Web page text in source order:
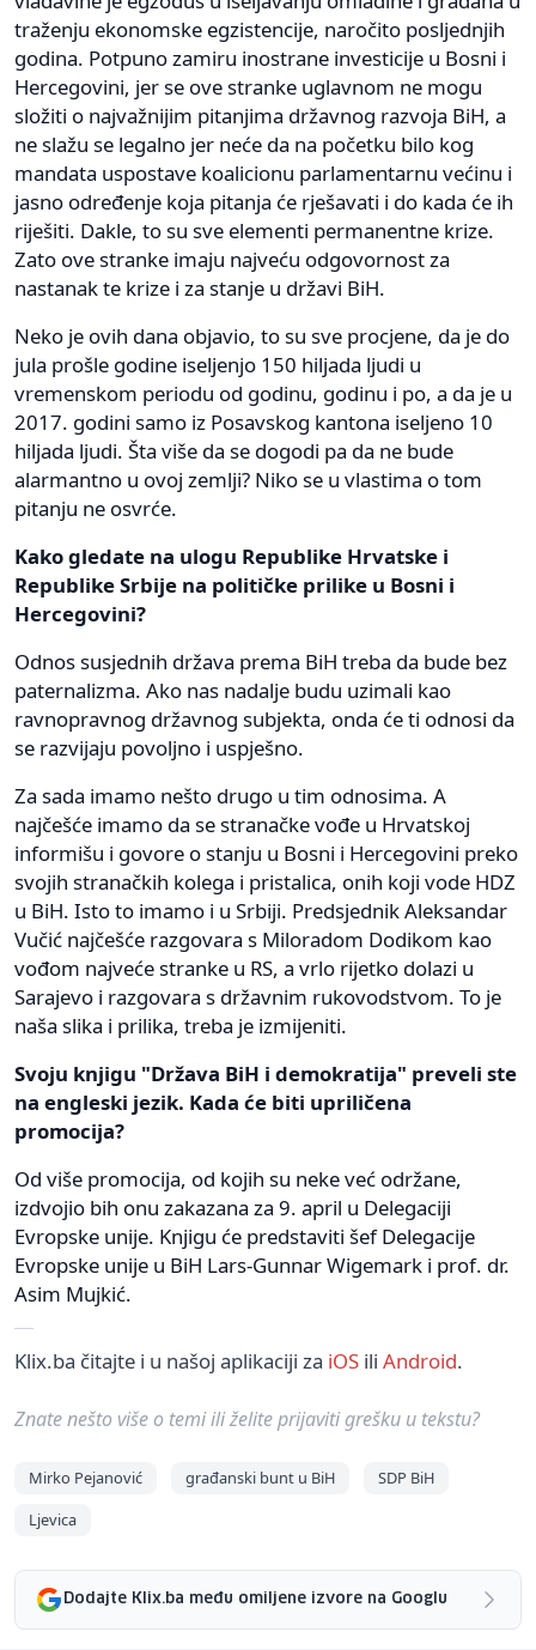
traženju ekonomske egzistencije, naročito posljednjih
godina. Potpuno zamiru inostrane investicije u Bosni i
Hercegovini, jer se ove stranke uglavnom ne mogu
složiti o najvažnijim pitanjima državnog razvoja BiH, a
ne slažu se legalno jer neće da na početku bilo kog
mandata uspostave koalicionu parlamentarnu većinu i
jasno određenje koja pitanja će rješavati i do kada će ih
riješiti. Dakle, to su sve elementi permanentne krize.
Zato ove stranke imaju najveću odgovornost za
nastanak te krize i za stanje u državi BiH.
Neko je ovih dana objavio, to su sve procjene, da je do
jula prošle godine iseljenjo 150 hiljada ljudi u
vremenskom periodu od godinu, godinu i po, a da je u
2017. godini samo iz Posavskog kantona iseljeno 10
hiljada ljudi. Šta više da se dogodi pa da ne bude
alarmantno u ovoj zemlji? Niko se u vlastima o tom
pitanju ne osvrće.
Kako gledate na ulogu Republike Hrvatske i
Republike Srbije na političke prilike u Bosni i
Hercegovini?
Odnos susjednih država prema BiH treba da bude bez
paternalizma. Ako nas nadalje budu uzimali kao
ravnopravnog državnog subjekta, onda će ti odnosi da
se razvijaju povoljno i uspješno.
Za sada imamo nešto drugo u tim odnosima. A
najčešće imamo da se stranačke vođe u Hrvatskoj
informišu i govore o stanju u Bosni i Hercegovini preko
svojih stranačkih kolega i pristalica, onih koji vode HDZ
u BiH. Isto to imamo i u Srbiji. Predsjednik Aleksandar
Vučić najčešće razgovara s Miloradom Dodikom kao
vođom najveće stranke u RS, a vrlo rijetko dolazi u
Sarajevo i razgovara s državnim rukovodstvom. To je
naša slika i prilika, treba je izmijeniti.
Svoju knjigu "Država BiH i demokratija" preveli ste
na engleski jezik. Kada će biti upriličena
promocija?
Od više promocija, od kojih su neke već održane,
izdvojio bih onu zakazana za 9. april u Delegaciji
Evropske unije. Knjigu će predstaviti šef Delegacije
Evropske unije u BiH Lars-Gunnar Wigemark i prof. dr.
Asim Mujkić.
Klix.ba čitajte i u našoj aplikaciji za iOS ili Android.
Znate nešto više o temi ili želite prijaviti grešku u tekstu?
Mirko Pejanović građanski bunt u BiH
SDP BiH
Ljevica
Dodajte Klix.ba među omiljene izvore na Googlu